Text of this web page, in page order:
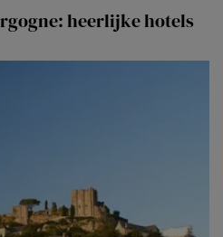
heerlijke hotels